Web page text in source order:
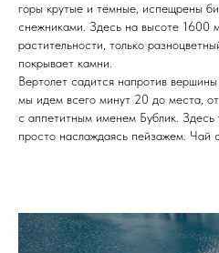
горы крутые и тёмные, испещрены
снежниками. Здесь на высоте 1600
растительности, только
покрывает камни.
Вертолет садится напротив
мы идем всего минут 20 до места,
с аппетитным именем Бублик. Здесь
просто наслаждаясь пейзажем. Чай